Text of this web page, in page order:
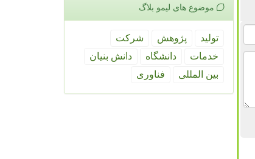
موضوع های لیمو بلاگ
تولید پژوهش
شركت
خدمات
دانشگاه
دانش بنیان
بین المللی
فناوری